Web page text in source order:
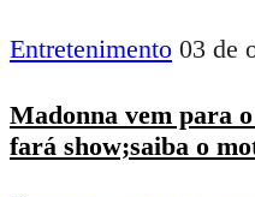
Entretenimento 03 de
Madonna vem para
fará show;saiba o